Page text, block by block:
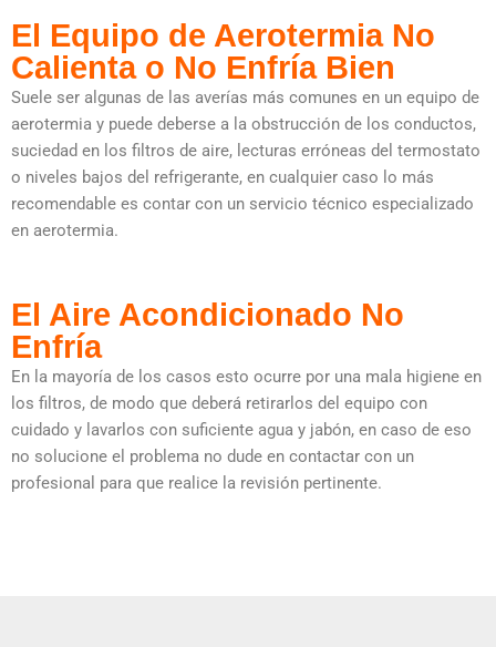
El Equipo de Aerotermia No
Calienta o No Enfría Bien
Suele ser algunas de las averías más comunes en un equipo de
aerotermia y puede deberse a la obstrucción de los conductos,
suciedad en los filtros de aire, lecturas erróneas del termostato
o niveles bajos del refrigerante, en cualquier caso lo más
recomendable es contar con un servicio técnico especializado
en aerotermia.
El Aire Acondicionado No
Enfría
En la mayoría de los casos esto ocurre por una mala higiene en
los filtros, de modo que deberá retirarlos del equipo con
cuidado y lavarlos con suficiente agua y jabón, en caso de eso
no solucione el problema no dude en contactar con un
profesional para que realice la revisión pertinente.